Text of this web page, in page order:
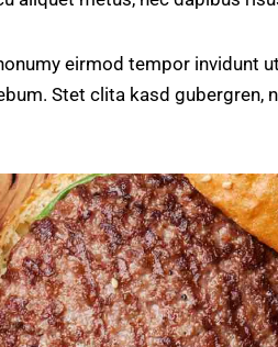
eirmod tempor invidunt
Stet clita kasd gubergren,